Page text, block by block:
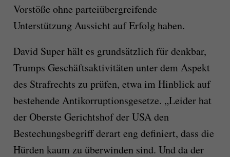
Vorstöße ohne parteiübergreifende
Unterstützung Aussicht auf Erfolg haben.
David Super hält es grundsätzlich für denkbar,
Trumps Geschäftsaktivitäten unter dem Aspekt
des Strafrechts zu prüfen, etwa im Hinblick auf
bestehende Antikorruptionsgesetze. „Leider hat
der Oberste Gerichtshof der USA den
Bestechungsbegriff derart eng definiert, dass die
Hürden kaum zu überwinden sind. Und da der